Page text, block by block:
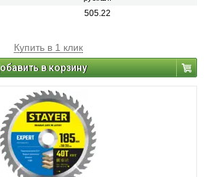
505.22
Купить в 1 клик
в корзину